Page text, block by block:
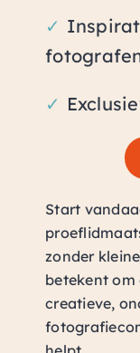
✓
✓
Start
zonder
betekent om
creatieve,